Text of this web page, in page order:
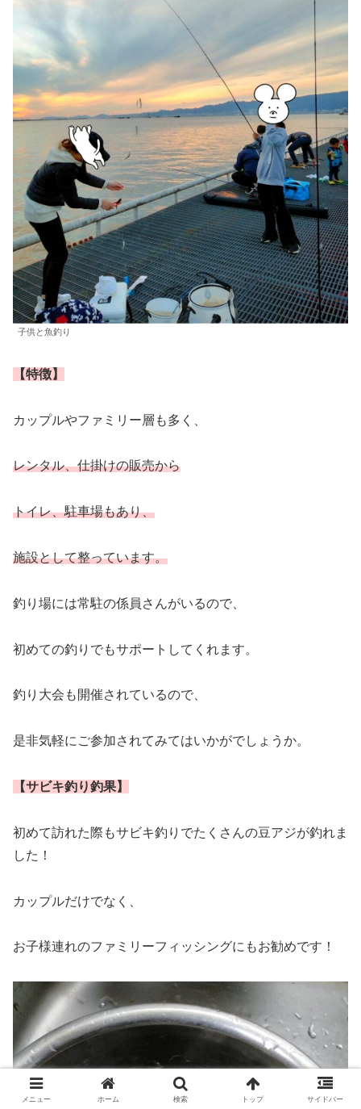
子供と魚釣り
【特徴】
カップルやファミリー層も多く、
レンタル、仕掛けの販売から
トイレ、駐車場もあり、
施設として整っています。
釣り場には常駐の係員さんがいるので、
初めての釣りでもサポートしてくれます。
釣り大会も開催されているので、
是非気軽にご参加されてみてはいかがでしょうか。
【サビキ釣り釣果】
初めて訪れた際もサビキ釣りでたくさんの豆アジが釣れま
した！
カップルだけでなく、
お子様連れのファミリーフィッシングにもお勧めです！
メニュー ホーム 検索 トップ サイドバー